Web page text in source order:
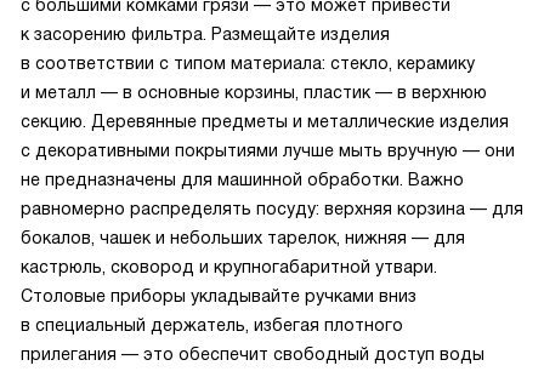
с большими комками грязи — это может привести
к засорению фильтра. Размещайте изделия
в соответствии с типом материала: стекло, керамику
и металл — в основные корзины, пластик — в верхнюю
секцию. Деревянные предметы и металлические изделия
с декоративными покрытиями лучше мыть вручную — они
не предназначены для машинной обработки. Важно
равномерно распределять посуду: верхняя корзина — для
бокалов, чашек и небольших тарелок, нижняя — для
кастрюль, сковород и крупногабаритной утвари.
Столовые приборы укладывайте ручками вниз
в специальный держатель, избегая плотного
прилегания — это обеспечит свободный доступ воды